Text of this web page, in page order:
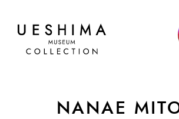
NANAE